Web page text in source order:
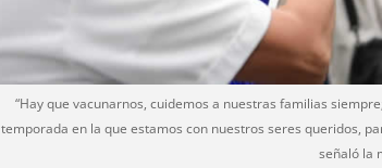
“Hay que vacunarnos, cuidemos a nuestras familias
temporada en la que estamos con nuestros seres queridos,
señaló la